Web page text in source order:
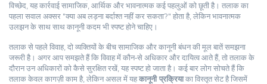
विच्छेद , यह कार्रवाई सामाजिक, आर्थिक और भावनात्मक कई पहलुओं को छूती है। तलाक का
पहला सवाल अक्सर "क्या अब लड़ना बर्दाश्त नहीं कर सकता?" होता है, लेकिन भावनात्मक
उलझन के साथ साथ कानूनी कदम भी स्पष्ट होने चाहिए।
तलाक से पहलेविवाह, दो व्यक्तियों के बीच सामाजिक और कानूनी बंधनकी मूल बातें समझना
जरूरी है। अगर आप समझते हैं कि विवाह में कौन‑से अधिकार और दायित्व आते हैं, तो तलाक के
दौरान उन अधिकारों को कैसे सुरक्षित रखें, यह स्पष्ट हो जाता है। कई बार लोग सोचते हैं कि
तलाक केवल कागज़ी काम है, लेकिन असल में यहकानूनी प्रक्रियाका विस्तृत सेट है जिसमें